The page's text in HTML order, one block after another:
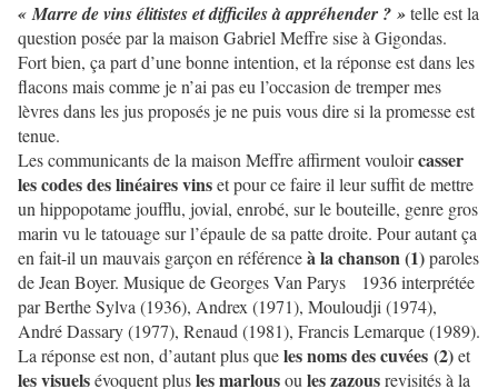
« Marre de vins élitisteset difficiles à appréhender ? »telle est la
question posée par la maison Gabriel Meffre sise à Gigondas.
Fort bien, ça part d’une bonne intention, et la réponse est dans les
flacons mais comme je n’ai pas eu l’occasion de tremper mes
lèvres dans les jus proposés je ne puis vous dire si la promesse est
tenue.
Les communicants de la maison Meffre affirment vouloircasser
les codes des linéaires vinset pour ce faire il leur suffit de mettre
un hippopotame joufflu, jovial, enrobé, sur le bouteille, genre gros
marin vu le tatouage sur l’épaule de sa patte droite. Pour autant ça
en fait-il un mauvais garçon en référenceà la chanson (1)paroles
de Jean Boyer. Musique de Georges Van Parys 1936 interprétée
par Berthe Sylva (1936), Andrex (1971), Mouloudji (1974),
André Dassary (1977), Renaud (1981), Francis Lemarque (1989).
La réponse est non, d’autant plus queles noms des cuvées (2)et
les visuelsévoquent plusles marlousou les zazousrevisités à la